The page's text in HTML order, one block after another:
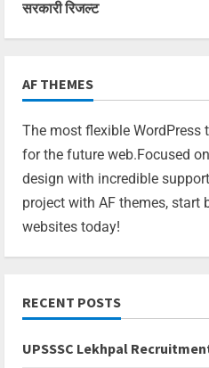
सरकारी रिजल्ट
AF THEMES
The most flexible WordPress
for the future web.Focused
design with incredible
project with AF themes, start
websites today!
RECENT POSTS
UPSSSC Lekhpal